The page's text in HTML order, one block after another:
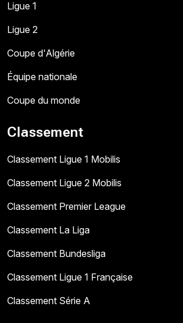
Ligue 1
Ligue 2
Coupe d'Algérie
Équipe nationale
Coupe du monde
Classement
Classement Ligue 1 Mobilis
Classement Ligue 2 Mobilis
Classement Premier League
Classement La Liga
Classement Bundesliga
Classement Ligue 1 Française
Classement Série A